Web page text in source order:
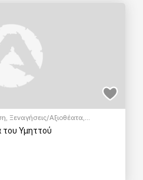
, Ξεναγήσεις/Αξιοθέατα,
Υμηττού